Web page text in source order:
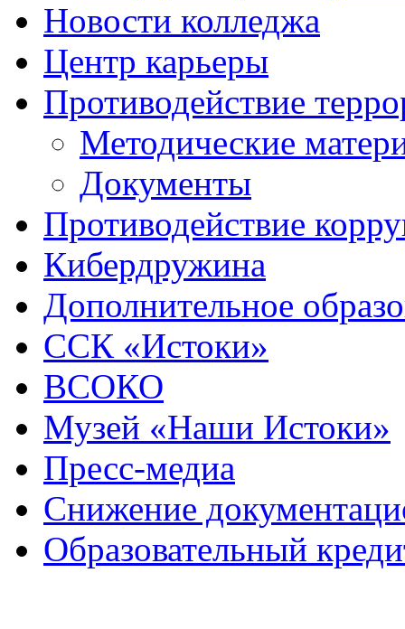
Новости колледжа
Центр карьеры
Противодействие
Методические
Документы
Противодействие
Кибердружина
Дополнительное
ССК «Истоки»
ВСОКО
Музей «Наши Истоки»
Пресс-медиа
Снижение
Образовательный